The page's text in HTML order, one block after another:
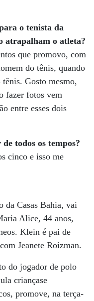
o tenista da
atrapalham o atleta?
que promovo, com
do tênis, quando
Gosto mesmo,
fazer fotos vem
entre esses dois
todos os tempos?
cinco e isso me
da Casas Bahia, vai
Alice, 44 anos,
Klein é pai de
Jeanete Roizman.
do jogador de polo
criançase
promove, na terça-